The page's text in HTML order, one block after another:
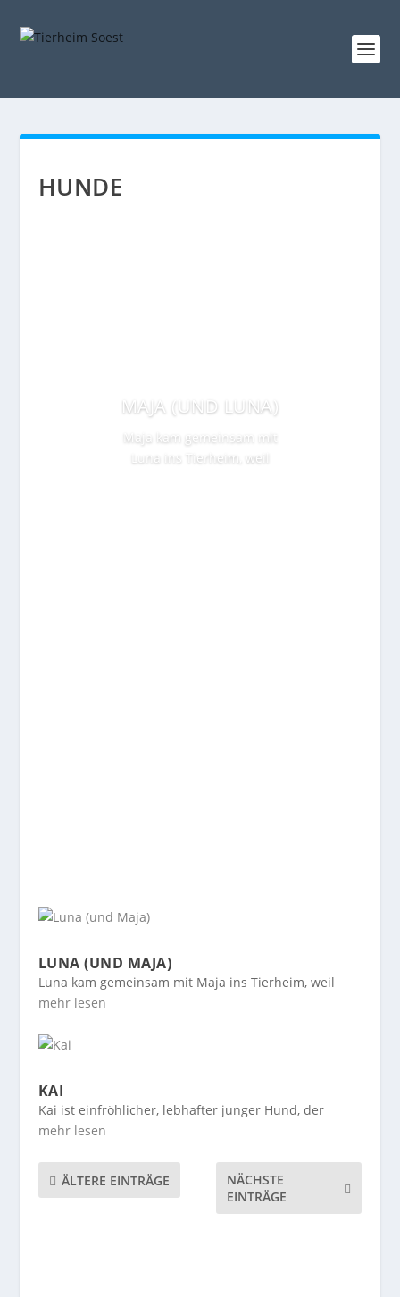
HUNDE
MAJA (UND LUNA)
Maja kam gemeinsam mit
Luna ins Tierheim, weil
LUNA (UND MAJA)
Luna kam gemeinsam mit Maja ins Tierheim, weil
mehr lesen
KAI
Kai ist einfröhlicher, lebhafter junger Hund, der
mehr lesen
ÄLTERE EINTRÄGE
NÄCHSTE
EINTRÄGE